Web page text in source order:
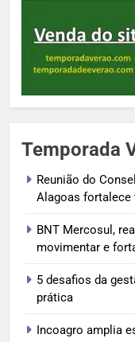
Temporada
Reunião do
Alagoas fortalece
BNT Mercosul,
movimentar e
5 desafios da
prática
Incoagro amplia